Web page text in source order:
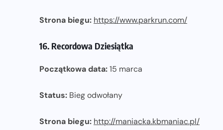
Strona biegu: https://www.parkrun.com/
16. Recordowa Dziesiątka
Początkowa data:15 marca
Status: Bieg odwołany
Strona biegu: http://maniacka.kbmaniac.pl/